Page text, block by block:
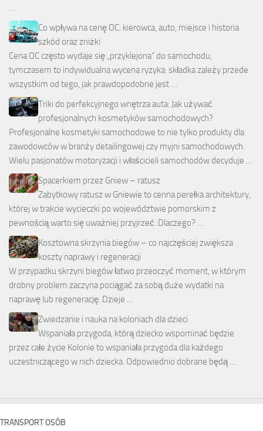
…
Co wpływa na cenę OC: kierowca, auto, miejsce i historia
szkód oraz zniżki
Cena OC często wydaje się „przyklejona” do samochodu,
tymczasem to indywidualna wycena ryzyka: składka zależy przede
wszystkim od tego, jak prawdopodobne jest …
Triki do perfekcyjnego wnętrza auta: Jak używać
profesjonalnych kosmetyków samochodowych?
Profesjonalne kosmetyki samochodowe to nie tylko produkty dla
zawodowców w branży detailingowej czy myjni samochodowych.
Wielu pasjonatów motoryzacji i właścicieli samochodów decyduje …
Spacerkiem przez Gniew – ratusz
Zabytkowy ratusz w Gniewie to cenna perełka architektury,
której w trakcie wycieczki po województwie pomorskim z
pewnością warto się uważniej przyjrzeć. Dlaczego? …
Kosztowna skrzynia biegów – co najczęściej zwiększa
koszty naprawy i regeneracji
W przypadku skrzyni biegów łatwo przeoczyć moment, w którym
drobny problem zaczyna pociągać za sobą duże wydatki na
naprawę lub regenerację. Dzieje …
Zwiedzanie i nauka na koloniach dla dzieci
Wspaniała przygoda, którą dziecko wspominać będzie
przez całe życie Kolonie to wspaniała przygoda dla każdego
uczestniczącego w nich dziecka. Odpowiednio dobrane będą …
TRANSPORT OSÓB